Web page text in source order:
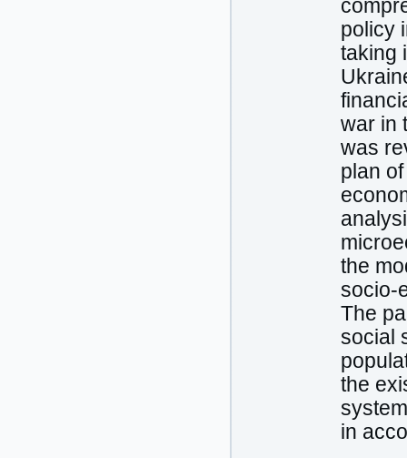
policy
taking
war in
was
plan
the
socio-
The
social
the
in